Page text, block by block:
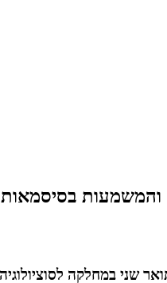
בסיסמאות